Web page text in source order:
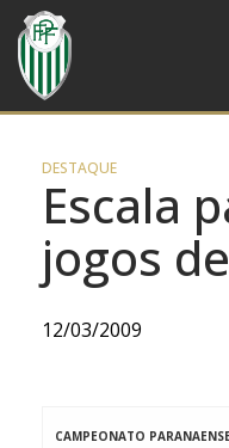
DESTAQUE
Escala
jogos
12/03/2009
CAMPEONATO